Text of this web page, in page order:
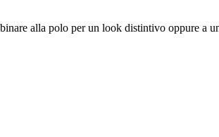
alla polo per un look distintivo oppure a